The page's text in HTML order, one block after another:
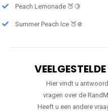
Peach Lemonade 🍑🍋
Summer Peach Ice 🍑❄️
Hier vindt u
vragen over de
Heeft u een andere